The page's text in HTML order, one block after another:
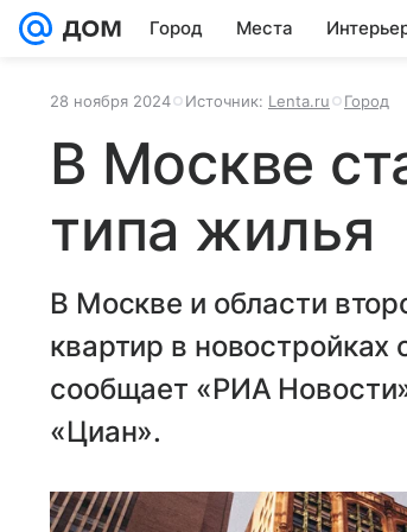
Город Места
28 ноября 2024 Источник: Lenta.ru Город
В Москве
типа жилья
В Москве и области
квартир в новостройках
сообщает «РИА
«Циан».